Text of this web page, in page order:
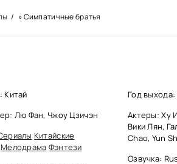
» Симпатичные братья
Китай
Лю Фан, Чжоу Цзичэн
Китайские
Мелодрама Фэнтези
Год выхода:
Актеры: Ху
Вики Лян,
Chao, Yun
Озвучка: